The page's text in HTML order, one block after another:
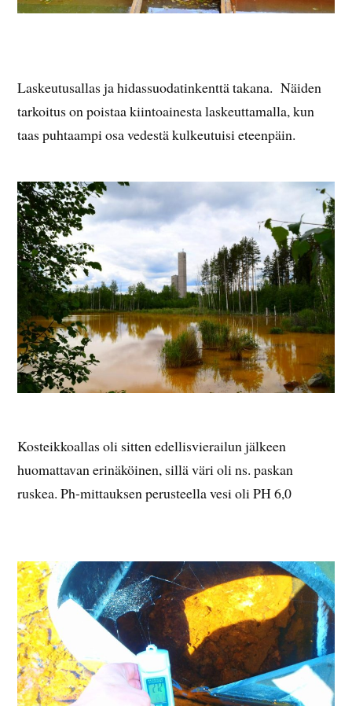
Laskeutusallas ja hidassuodatinkenttä takana. Näiden
tarkoitus on poistaa kiintoainesta laskeuttamalla, kun
taas puhtaampi osa vedestä kulkeutuisi eteenpäin.
Kosteikkoallas oli sitten edellisvierailun jälkeen
huomattavan erinäköinen, sillä väri oli ns. paskan
ruskea. Ph-mittauksen perusteella vesi oli PH 6,0